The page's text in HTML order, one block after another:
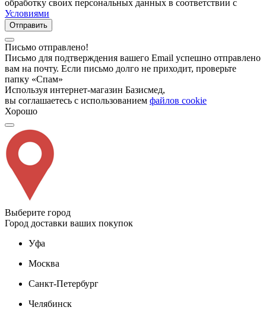
обработку своих персональных данных в соответствии с
Условиями
Отправить
Письмо отправлено!
Письмо для подтверждения вашего Email успешно отправлено
вам на почту. Если письмо долго не приходит, проверьте
папку «Спам»
Используя интернет-магазин Базисмед,
вы соглашаетесь с использованием файлов cookie
Хорошо
Выберите город
Город доставки ваших покупок
Уфа
Москва
Санкт-Петербург
Челябинск